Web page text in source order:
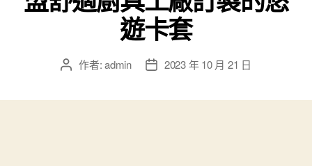
遊卡套
文 作者:admin
文 2023 年 10 月 21 日